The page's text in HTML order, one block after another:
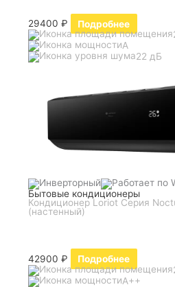
29400₽
Подробнее
A
22 дБ
Бытовые кондиционеры
Кондиционер Loriot Серия
(настенный)
42900₽
Подробнее
A++